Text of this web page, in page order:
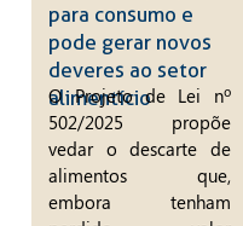
para consumo e
pode gerar novos
deveres ao setor
alimentício
O Projeto de Lei nº
502/2025 propõe
vedar o descarte de
alimentos que,
embora tenham